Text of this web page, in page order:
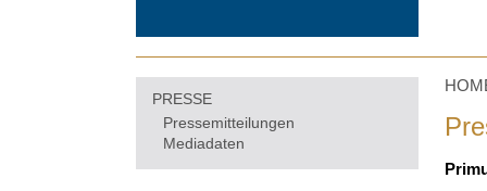
PRESSE
Pressemitteilungen
Mediadaten